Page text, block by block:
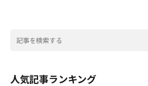
人気記事ランキング